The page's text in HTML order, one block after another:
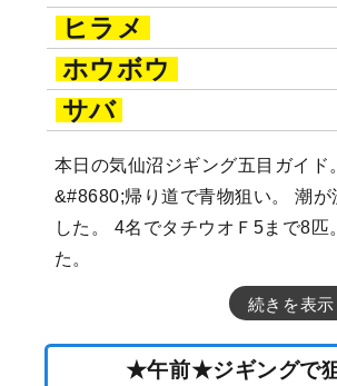
ヒラメ
ホウボウ
サバ
本日の気仙沼ジギング五目ガイ
&#8680;帰り道で青物狙い。 潮
した。 4名でタチウオＦ5まで8
た。
続きを表示